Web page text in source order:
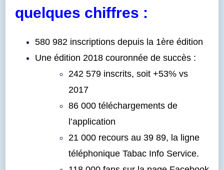
quelques chiffres :
580 982 inscriptions depuis la 1ère édition
Une édition 2018 couronnée de succès :
242 579 inscrits, soit +53% vs
2017
86 000 téléchargements de
l’application
21 000 recours au 39 89, la ligne
téléphonique Tabac Info Service.